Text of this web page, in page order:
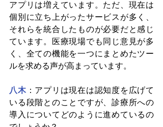
アプリは増えています。ただ、現在は
個別に立ち上がったサービスが多く、
それらを統合したものが必要だと感じ
ています。医療現場でも同じ意見が多
く、全ての機能を一つにまとめたツー
ルを求める声が高まっています。
八木：アプリは現在は認知度を広げて
いる段階とのことですが、診療所への
導入についてどのように進めているの